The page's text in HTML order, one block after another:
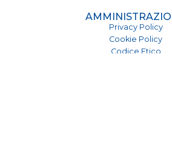
Privacy Policy
Cookie Policy
Codice Etico